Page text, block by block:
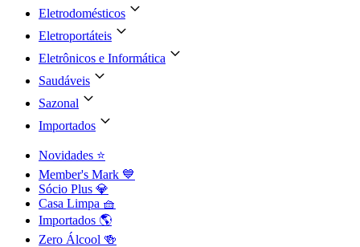
Eletrodomésticos
Eletroportáteis
Eletrônicos e Informática
Saudáveis
Sazonal
Importados
Novidades ⭐
Member's Mark 💙
Sócio Plus 💎
Casa Limpa 🧺
Importados 🌎
Zero Álcool 🍻